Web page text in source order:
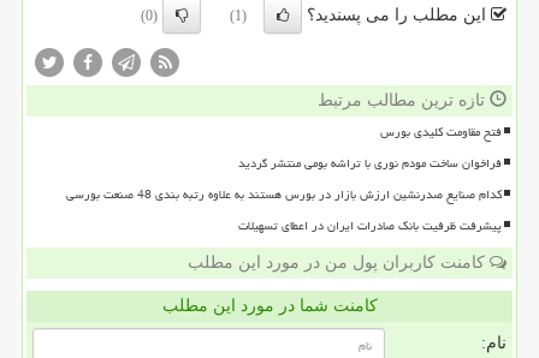
این مطلب را می پسندید؟ (1)
(0)
تازه ترین مطالب مرتبط
فتح مقاومت کلیدی بورس
فراخوان ساخت مودم نوری با تراشه بومی منتشر گردید
کدام صنایع صدرنشین ارزش بازار در بورس هستند به علاوه رتبه بندی 48 صنعت بورسی
پیشرفت ظرفیت بانک صادرات ایران در اعطای تسهیلات
کامنت کاربران پول من در مورد این مطلب
کامنت شما در مورد این مطلب
نام: